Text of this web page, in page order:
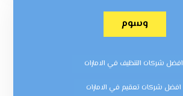
وسوم
افضل شركات التنظيف في الامارات
افضل شركات تعقيم في الامارات